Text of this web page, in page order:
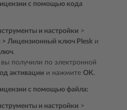
с помощью кода
и настройки >
> Лицензионный ключ Plesk и
.
получили по электронной
активации и нажмите OK.
с помощью файла:
и настройки >